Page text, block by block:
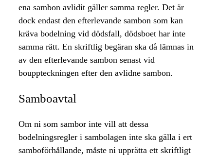
ena sambon avlidit gäller samma regler. Det är
dock endast den efterlevande sambon som kan
kräva bodelning vid dödsfall, dödsboet har inte
samma rätt. En skriftlig begäran ska då lämnas in
av den efterlevande sambon senast vid
bouppteckningen efter den avlidne sambon.
Samboavtal
Om ni som sambor inte vill att dessa
bodelningsregler i sambolagen inte ska gälla i ert
samboförhållande, måste ni upprätta ett skriftligt